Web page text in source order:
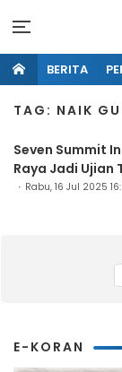
BERITA
TAG: NAIK
Seven Summit
Raya Jadi Ujian
Rabu, 16 Jul 2025
E-KORAN